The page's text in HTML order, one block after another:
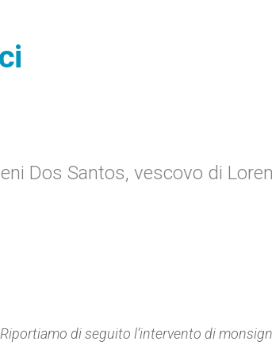
Dos Santos, vescovo di
Riportiamo di seguito l’intervento di